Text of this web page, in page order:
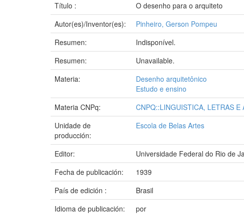
Título :
O desenho para o arquiteto
Autor(es)/Inventor(es):
Pinheiro, Gerson Pompeu
Resumen:
Indisponível.
Resumen:
Unavailable.
Materia:
Desenho arquitetônico
Estudo e ensino
Materia CNPq:
CNPQ::LINGUISTICA, LETRAS
Unidade de
producción:
Escola de Belas Artes
Editor:
Universidade Federal do Rio de
Fecha de publicación:
1939
País de edición :
Brasil
Idioma de publicación:
por